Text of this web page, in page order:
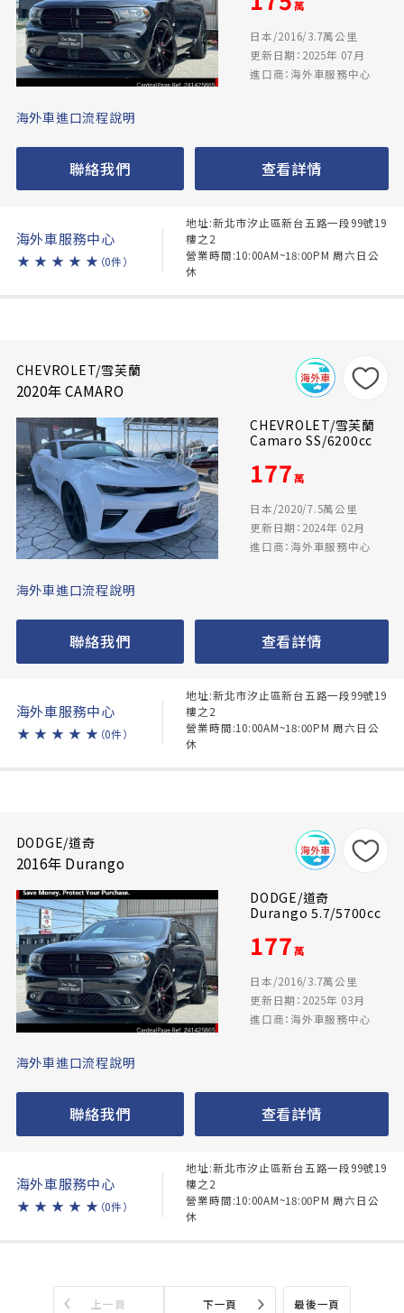
萬
日本/2016/3.7萬公里
更新日期：2025年 07月
進口商：海外車服務中心
海外車進口流程說明
聯絡我們 查看詳情
海外車服務中心
★ ★ ★ ★ ★ （0件）
地址:新北市汐止區新台五路一段99號19
樓之2
營業時間:10:00AM~18:00PM 周六日公
休
CHEVROLET/雪芙蘭
2020年 CAMARO
CHEVROLET/雪芙蘭
Camaro SS/6200cc
177萬
日本/2020/7.5萬公里
更新日期：2024年 02月
進口商：海外車服務中心
海外車進口流程說明
聯絡我們 查看詳情
海外車服務中心
★ ★ ★ ★ ★ （0件）
地址:新北市汐止區新台五路一段99號19
樓之2
營業時間:10:00AM~18:00PM 周六日公
休
DODGE/道奇
2016年 Durango
DODGE/道奇
Durango 5.7/5700cc
177萬
日本/2016/3.7萬公里
更新日期：2025年 03月
進口商：海外車服務中心
海外車進口流程說明
聯絡我們 查看詳情
海外車服務中心
★ ★ ★ ★ ★ （0件）
地址:新北市汐止區新台五路一段99號19
樓之2
營業時間:10:00AM~18:00PM 周六日公
休
最後一頁
上一頁 下一頁